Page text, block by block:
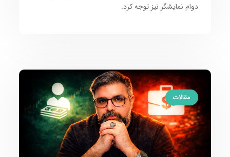
دوام نمایشگر نیز توجه کرد.
مقالات